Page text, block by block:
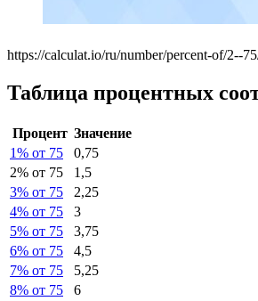
https://calculat.io/ru/number/percent-of/2--
Таблица процентных
Процент Значение
1% от 75
0,75
2% от 75
1,5
3% от 75
2,25
4% от 75
3
5% от 75
3,75
6% от 75
4,5
7% от 75
5,25
8% от 75
6